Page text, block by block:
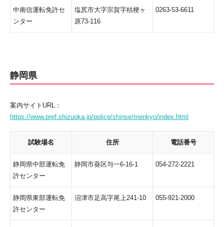
中南信運転免許セ
ンター
塩尻市大字宗賀字桔梗ヶ
原73-116
0263-53-6611
静岡県
案内サイトURL：
https://www.pref.shizuoka.jp/police/shinse/menkyo/index.html
試験場名 住所 電話番号
静岡県中部運転免
許センター
静岡市葵区与一6-16-1 054-272-2221
静岡県東部運転免
許センター
沼津市足高字尾上241-10 055-921-2000